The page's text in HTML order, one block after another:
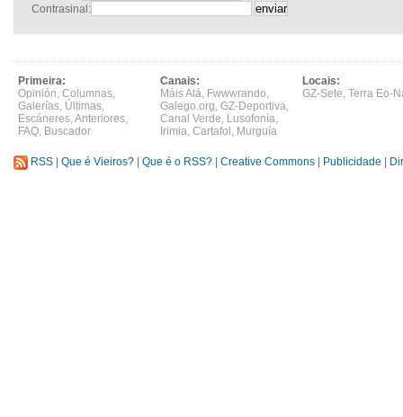
Contrasinal:
Primeira:
Opinión, Columnas,
Galerías, Últimas,
Escáneres,Anteriores,
FAQ, Buscador
Canais:
Máis Alá, Fwwwrando,
Galego.org, GZ-Deportiva,
Canal Verde, Lusofonía,
Irimia, Cartafol , Murguía
Locais:
GZ-Sete, Terra Eo-
RSS Que é Vieiros? Que é o RSS? Creative Commons Publicidade